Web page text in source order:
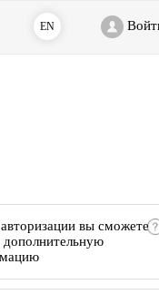
EN
вы сможете
дополнительную